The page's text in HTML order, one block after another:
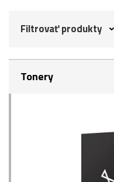
Filtrovať produkty
Tonery